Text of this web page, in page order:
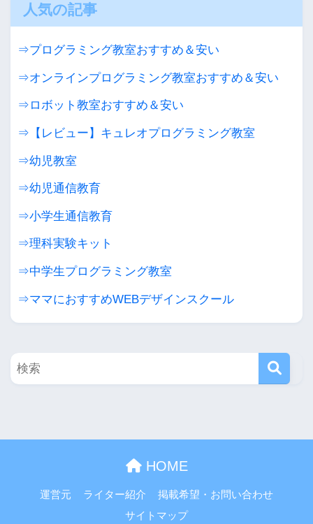
人気の記事
⇒プログラミング教室おすすめ＆安い
⇒オンラインプログラミング教室おすすめ＆安い
⇒ロボット教室おすすめ＆安い
⇒【レビュー】キュレオプログラミング教室
⇒幼児教室
⇒幼児通信教育
⇒小学生通信教育
⇒理科実験キット
⇒中学生プログラミング教室
⇒ママにおすすめWEBデザインスクール
HOME
運営元 ライター紹介
掲載希望・お問い合わせ
サイトマップ